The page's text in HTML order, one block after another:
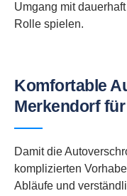
Umgang mit
Rolle spielen.
Komfortable
Merkendorf
Damit die
komplizierten
Abläufe und